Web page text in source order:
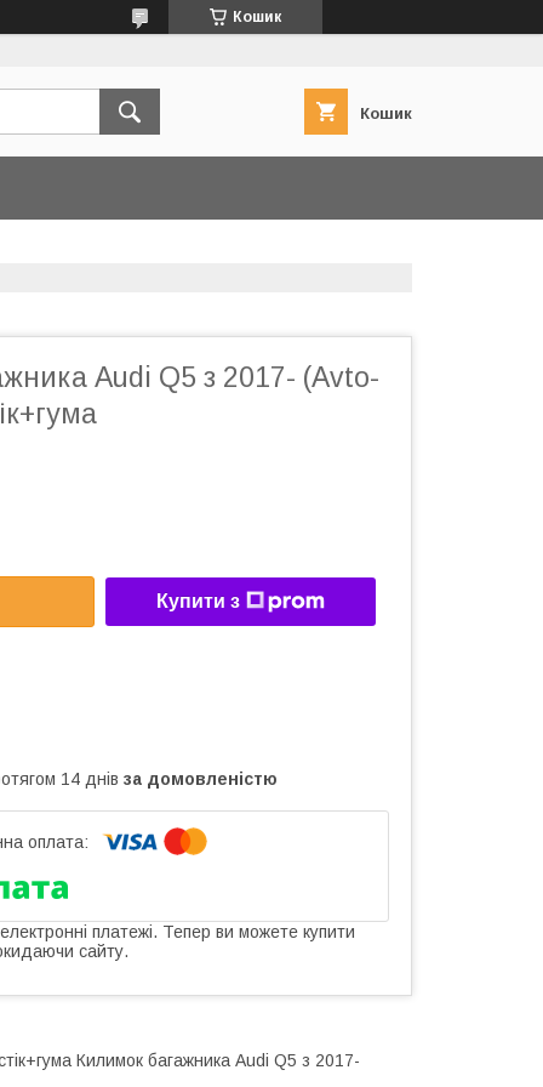
Кошик
Кошик
Audi Q5 з 2017- (Avto-
Купити з
14 днів за домовленістю
платежі. Тепер ви можете купити
сайту.
Килимок багажника Audi Q5 з 2017-